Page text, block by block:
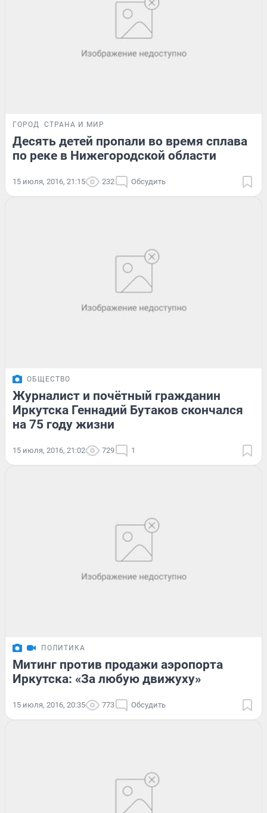
ГОРОД СТРАНА И МИР
Десять детей пропали во время сплава
по реке в Нижегородской области
15 июля, 2016, 21:15 232 Обсудить
ОБЩЕСТВО
Журналист и почётный гражданин
Иркутска Геннадий Бутаков скончался
на 75 году жизни
15 июля, 2016, 21:02 729 1
ПОЛИТИКА
Митинг против продажи аэропорта
Иркутска: «За любую движуху»
15 июля, 2016, 20:35 773 Обсудить